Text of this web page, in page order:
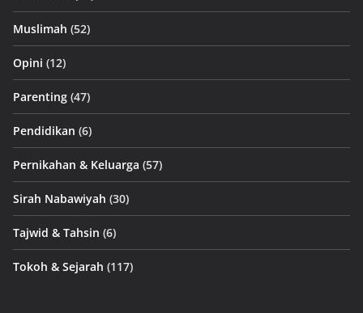
Muslimah (52)
Opini (12)
Parenting (47)
Pendidikan (6)
Pernikahan & Keluarga (57)
Sirah Nabawiyah (30)
Tajwid & Tahsin (6)
Tokoh & Sejarah (117)